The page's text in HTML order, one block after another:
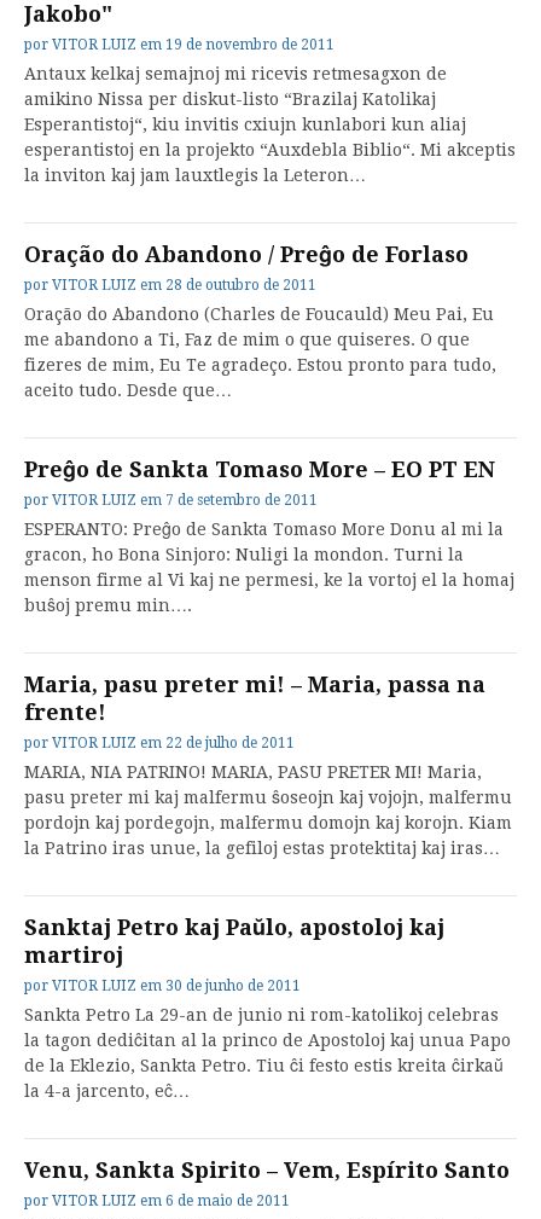
Jakobo"
por VITOR LUIZ em 19 de novembro de 2011
Antaux kelkaj semajnoj mi ricevis retmesagxon de
amikino Nissa per diskut-listo “Brazilaj Katolikaj
Esperantistoj“, kiu invitis cxiujn kunlabori kun aliaj
esperantistoj en la projekto “Auxdebla Biblio“. Mi akceptis
la inviton kaj jam lauxtlegis la Leteron…
Oração do Abandono / Preĝo de Forlaso
por VITOR LUIZ em 28 de outubro de 2011
Oração do Abandono (Charles de Foucauld) Meu Pai, Eu
me abandono a Ti, Faz de mim o que quiseres. O que
fizeres de mim, Eu Te agradeço. Estou pronto para tudo,
aceito tudo. Desde que…
Preĝo de Sankta Tomaso More – EO PT EN
por VITOR LUIZ em 7 de setembro de 2011
ESPERANTO: Preĝo de Sankta Tomaso More Donu al mi la
gracon, ho Bona Sinjoro: Nuligi la mondon. Turni la
menson firme al Vi kaj ne permesi, ke la vortoj el la homaj
buŝoj premu min….
Maria, pasu preter mi! – Maria, passa na
frente!
por VITOR LUIZ em 22 de julho de 2011
MARIA, NIA PATRINO! MARIA, PASU PRETER MI! Maria,
pasu preter mi kaj malfermu ŝoseojn kaj vojojn, malfermu
pordojn kaj pordegojn, malfermu domojn kaj korojn. Kiam
la Patrino iras unue, la gefiloj estas protektitaj kaj iras…
Sanktaj Petro kaj Paŭlo, apostoloj kaj
martiroj
por VITOR LUIZ em 30 de junho de 2011
Sankta Petro La 29-an de junio ni rom-katolikoj celebras
la tagon dediĉitan al la princo de Apostoloj kaj unua Papo
de la Eklezio, Sankta Petro. Tiu ĉi festo estis kreita ĉirkaŭ
la 4-a jarcento, eĉ…
Venu, Sankta Spirito – Vem, Espírito Santo
por VITOR LUIZ em 6 de maio de 2011